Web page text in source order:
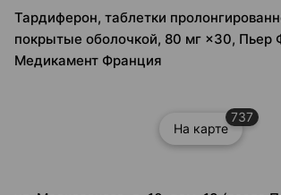
Тардиферон, таблетки
покрытые оболочкой, 80 мг ×30, Пьер
Медикамент Франция
На карте
737